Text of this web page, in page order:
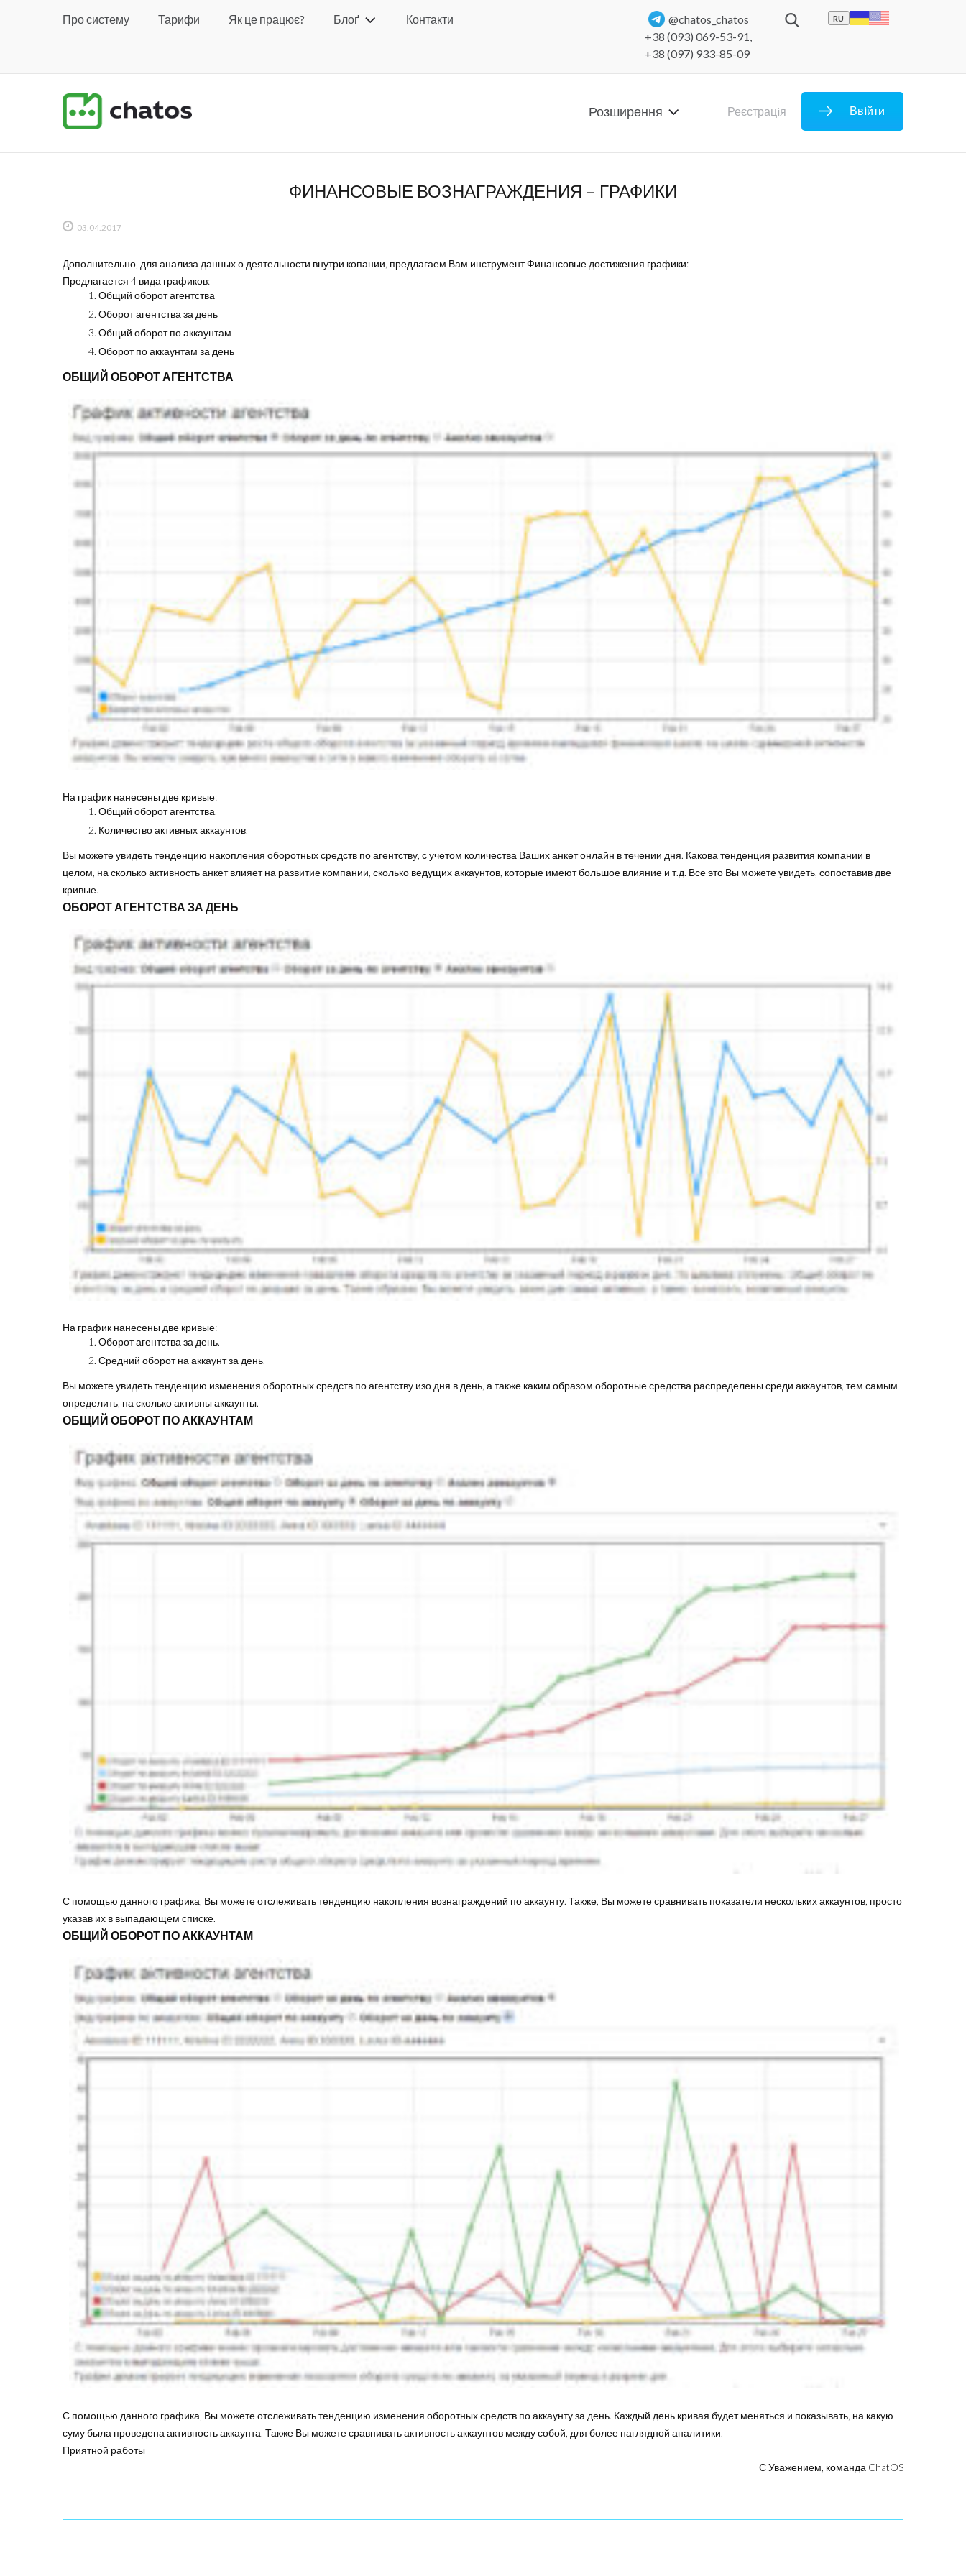
Про систему Тарифи Як це працює? Блоґ Контакти
@chatos_chatos
+38 (093) 069-53-91,
+38 (097) 933-85-09
RU
Розширення Реєстрацiя Ввiйти
ФИНАНСОВЫЕ ВОЗНАГРАЖДЕНИЯ – ГРАФИКИ
03.04.2017
Дополнительно, для анализа данных о деятельности внутри копании, предлагаем Вам инструмент Финансовые достижения графики:
Предлагается 4 вида графиков:
Общий оборот агентства
Оборот агентства за день
Общий оборот по аккаунтам
Оборот по аккаунтам за день
ОБЩИЙ ОБОРОТ АГЕНТСТВА
На график нанесены две кривые:
Общий оборот агентства.
Количество активных аккаунтов.
Вы можете увидеть тенденцию накопления оборотных средств по агентству, с учетом количества Ваших анкет онлайн в течении дня. Какова тенденция развития компании в
целом, на сколько активность анкет влияет на развитие компании, сколько ведущих аккаунтов, которые имеют большое влияние и т.д. Все это Вы можете увидеть, сопоставив две
кривые.
ОБОРОТ АГЕНТСТВА ЗА ДЕНЬ
На график нанесены две кривые:
Оборот агентства за день.
Средний оборот на аккаунт за день.
Вы можете увидеть тенденцию изменения оборотных средств по агентству изо дня в день, а также каким образом оборотные средства распределены среди аккаунтов, тем самым
определить, на сколько активны аккаунты.
ОБЩИЙ ОБОРОТ ПО АККАУНТАМ
С помощью данного графика, Вы можете отслеживать тенденцию накопления вознаграждений по аккаунту. Также, Вы можете сравнивать показатели нескольких аккаунтов, просто
указав их в выпадающем списке.
ОБЩИЙ ОБОРОТ ПО АККАУНТАМ
С помощью данного графика, Вы можете отслеживать тенденцию изменения оборотных средств по аккаунту за день. Каждый день кривая будет меняться и показывать, на какую
суму была проведена активность аккаунта. Также Вы можете сравнивать активность аккаунтов между собой, для более наглядной аналитики.
Приятной работы
С Уважением, команда ChatOS